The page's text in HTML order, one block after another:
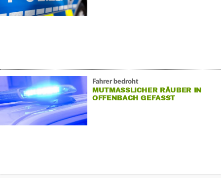
Fahrer bedroht
MUTMASSLICHER RÄUBER IN O
FFENBACH GEFASST